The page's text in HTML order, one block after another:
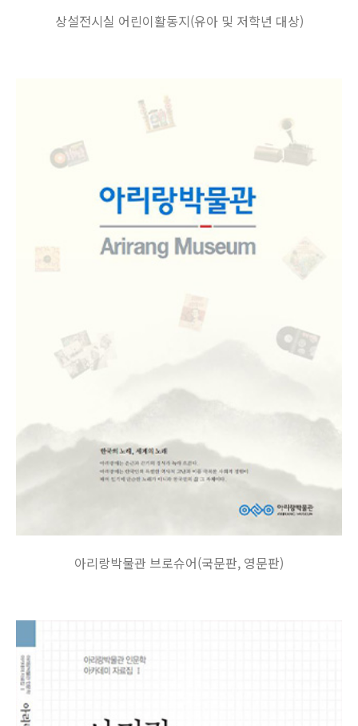
상설전시실 어린이활동지(유아 및 저학년 대상)
아리랑박물관 브로슈어(국문판, 영문판)